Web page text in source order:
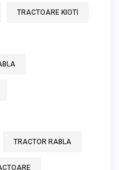
TRACTOARE KIOTI
TRACTOR RABLA